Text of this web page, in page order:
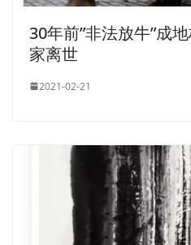
30年前”非法放牛”成
家离世
2021-02-21